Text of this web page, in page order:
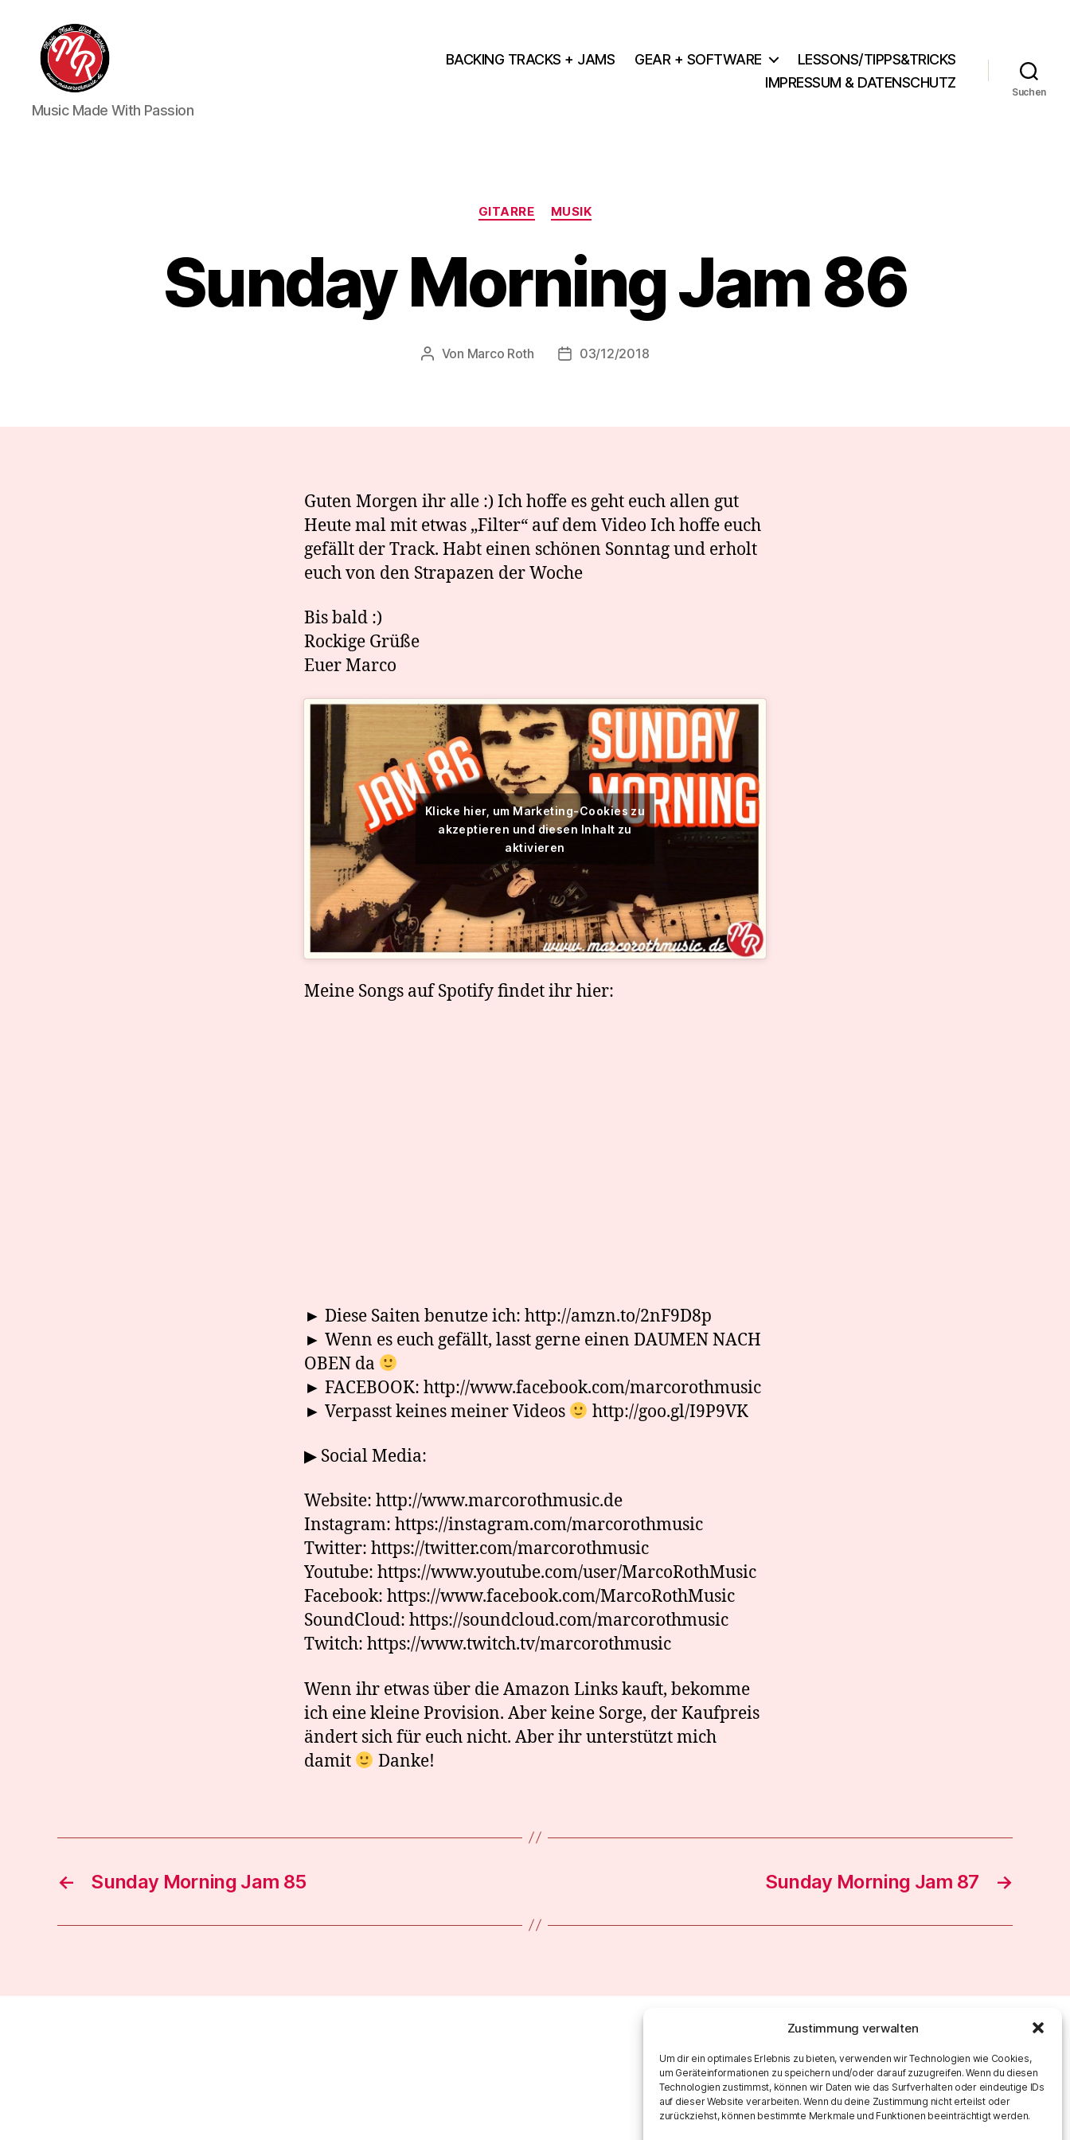
Zustimmung verwalten
Um dir ein optimales Erlebnis zu bieten, verwenden wir Technologien wie Cookies,
um Geräteinformationen zu speichern und/oder darauf zuzugreifen. Wenn du diesen
Technologien zustimmst, können wir Daten wie das Surfverhalten oder eindeutige IDs
auf dieser Website verarbeiten. Wenn du deine Zustimmung nicht erteilst oder
zurückziehst, können bestimmte Merkmale und Funktionen beeinträchtigt werden.
Marco
Roth
Music Made With Passion
BACKING TRACKS + JAMS GEAR + SOFTWARE
LESSONS/TIPPS&TRICKS
IMPRESSUM & DATENSCHUTZ
Suchen
Kategorien
GITARRE MUSIK
Sunday Morning Jam 86
Beitragsautor
Von Marco Roth Veröffentlichungsdatum
03/12/2018
Guten Morgen ihr alle ‍:) Ich hoffe es geht euch allen gut
Heute mal mit etwas „Filter“ auf dem Video Ich hoffe euch
gefällt der Track. Habt einen schönen Sonntag und erholt
euch von den Strapazen der Woche
Bis bald ‍:)
Rockige Grüße
Euer Marco
Klicke hier, um Marketing-Cookies zu
akzeptieren und diesen Inhalt zu
aktivieren
Meine Songs auf Spotify findet ihr hier:
► Diese Saiten benutze ich: http://amzn.to/2nF9D8p
► Wenn es euch gefällt, lasst gerne einen DAUMEN NACH
OBEN da
► FACEBOOK: http://www.facebook.com/marcorothmusic
► Verpasst keines meiner Videos
http://goo.gl/I9P9VK
▶ Social Media:
Website: http://www.marcorothmusic.de
Instagram: https://instagram.com/marcorothmusic
Twitter: https://twitter.com/marcorothmusic
Youtube: https://www.youtube.com/user/MarcoRothMusic
Facebook: https://www.facebook.com/MarcoRothMusic
SoundCloud: https://soundcloud.com/marcorothmusic
Twitch: https://www.twitch.tv/marcorothmusic
Wenn ihr etwas über die Amazon Links kauft, bekomme
ich eine kleine Provision. Aber keine Sorge, der Kaufpreis
ändert sich für euch nicht. Aber ihr unterstützt mich
damit
Danke!
← Sunday Morning Jam 85 →
Sunday Morning Jam 87